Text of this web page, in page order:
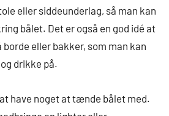
eller siddeunderlag, så man kan
bålet. Det er også en god idé at
eller bakker, som man kan
drikke på.
have noget at tænde bålet med.